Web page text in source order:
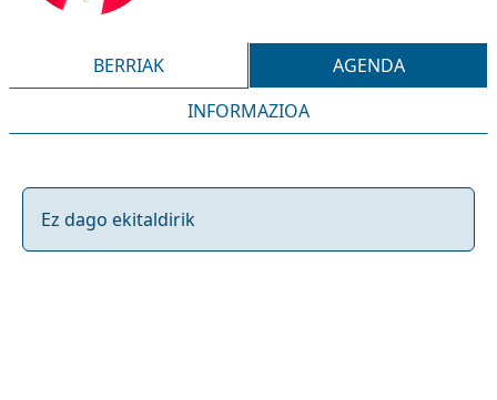
BERRIAK
AGENDA
INFORMAZIOA
Ez dago ekitaldirik